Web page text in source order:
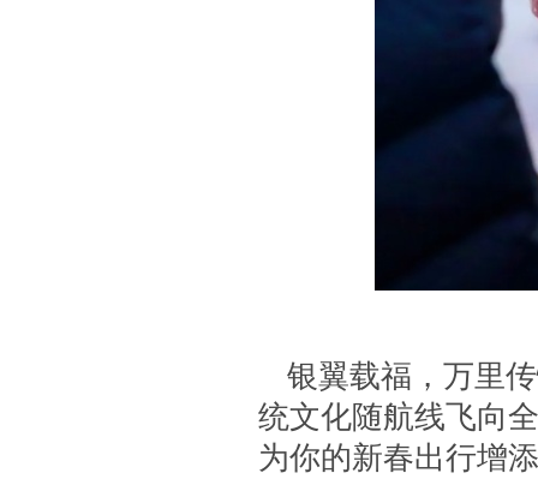
银翼载福，万里
统文化随航线飞向
为你的新春出行增